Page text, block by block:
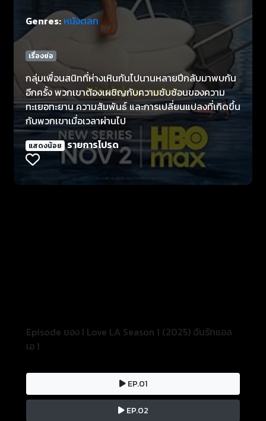
Genres: หนังตลก
เรื่องย่อ
กลุ่มเพื่อนสนิทที่ห่างเหินกันไปนานหลายปีกลับมาพบกัน
อีกครั้ง พวกเขาต้องเผชิญกับความซับซ้อนของความ
ทะเยอทะยาน ความสัมพันธ์ และการเปลี่ยนแปลงที่เกิดขึ้น
กับพวกเขาเมื่อเวลาผ่านไป
แสดงน้อย รายการโปรด
Episode ของ I Love LA Season 1 (2025) ฉันรักแอล
เอ 1
EP.01
EP.02